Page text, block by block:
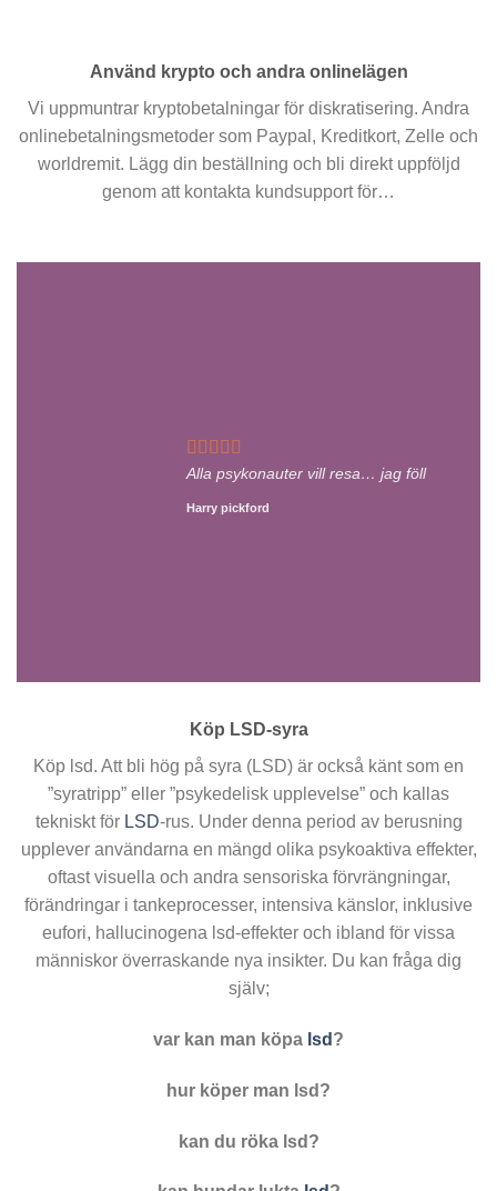
Använd krypto och andra onlinelägen
Vi uppmuntrar kryptobetalningar för diskratisering. Andra
onlinebetalningsmetoder som Paypal, Kreditkort, Zelle och
worldremit. Lägg din beställning och bli direkt uppföljd
genom att kontakta kundsupport för…
Alla psykonauter vill resa… jag föll
Harry pickford
Köp LSD-syra
Köp lsd. Att bli hög på syra (LSD) är också känt som en
”syratripp” eller ”psykedelisk upplevelse” och kallas
tekniskt för LSD-rus. Under denna period av berusning
upplever användarna en mängd olika psykoaktiva effekter,
oftast visuella och andra sensoriska förvrängningar,
förändringar i tankeprocesser, intensiva känslor, inklusive
eufori, hallucinogena lsd-effekter och ibland för vissa
människor överraskande nya insikter. Du kan fråga dig
själv;
var kan man köpa lsd ?
hur köper man lsd?
kan du röka lsd?